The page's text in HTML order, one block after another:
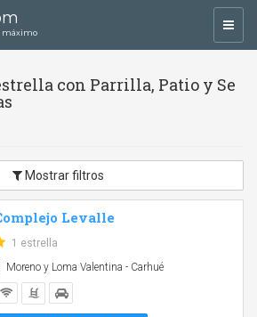
máximo
con Parrilla, Patio y Se
Mostrar filtros
Levalle
1 estrella
Moreno y Loma Valentina - Carhué